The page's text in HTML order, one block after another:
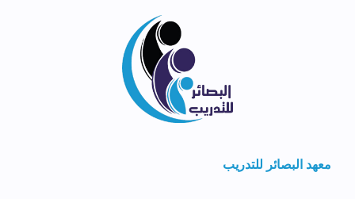
معهد البصائر للتدريب